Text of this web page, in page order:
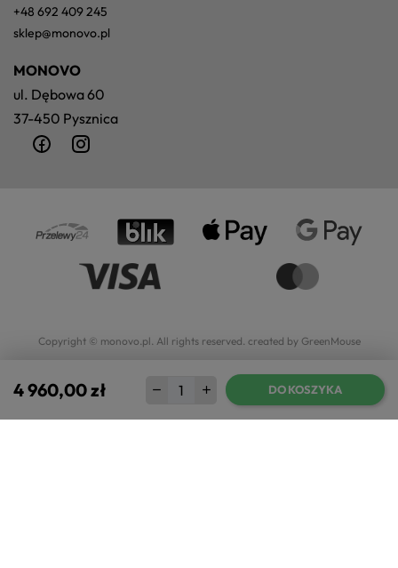
4 960,00 zł DO KOSZYKA
MONOVO
ul. Dębowa 60
37-450 Pysznica
+48 692 409 245
sklep@monovo.pl
Copyright © monovo.pl. All rights reserved. created by GreenMouse